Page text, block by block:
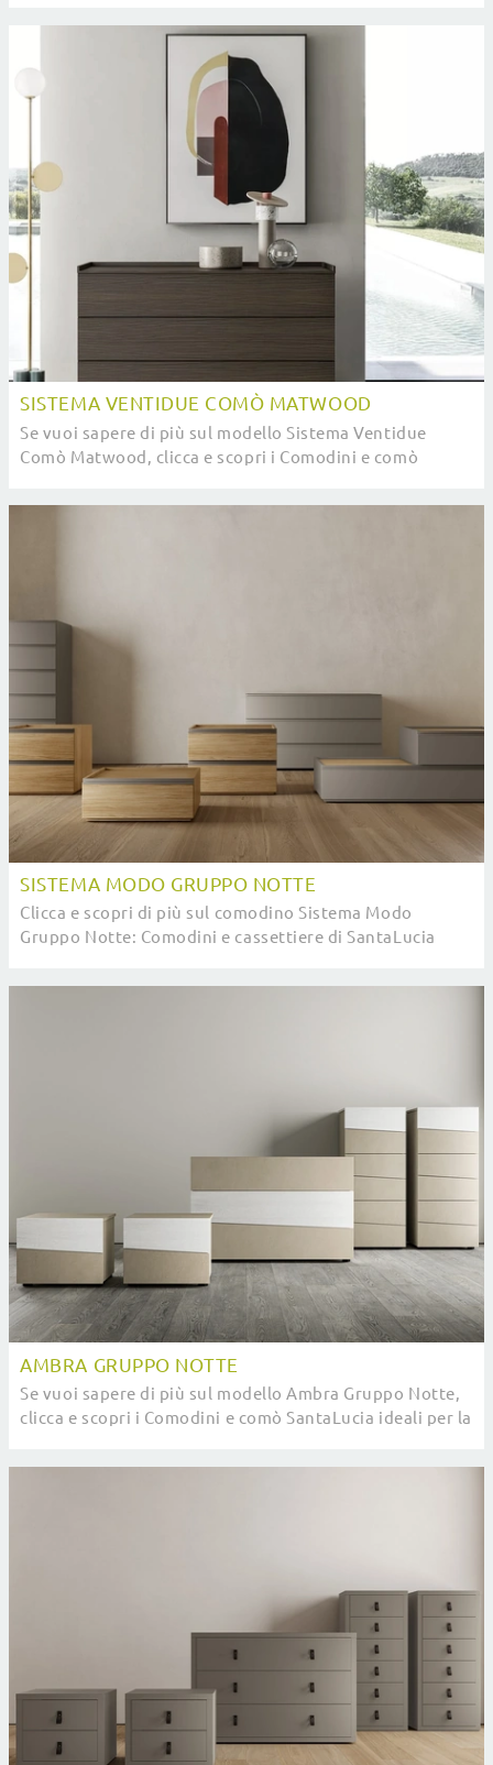
SISTEMA VENTIDUE COMÒ MATWOOD
Se vuoi sapere di più sul modello Sistema Ventidue
Comò Matwood, clicca e scopri i Comodini e comò
SISTEMA MODO GRUPPO NOTTE
Clicca e scopri di più sul comodino Sistema Modo
Gruppo Notte: Comodini e cassettiere di SantaLucia
AMBRA GRUPPO NOTTE
Se vuoi sapere di più sul modello Ambra Gruppo Notte,
clicca e scopri i Comodini e comò SantaLucia ideali per la